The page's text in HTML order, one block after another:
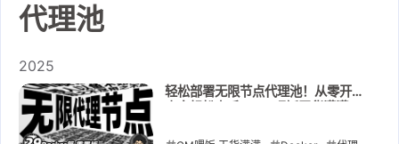
代理池
2025
轻松部署无限节点代理池！从零开始